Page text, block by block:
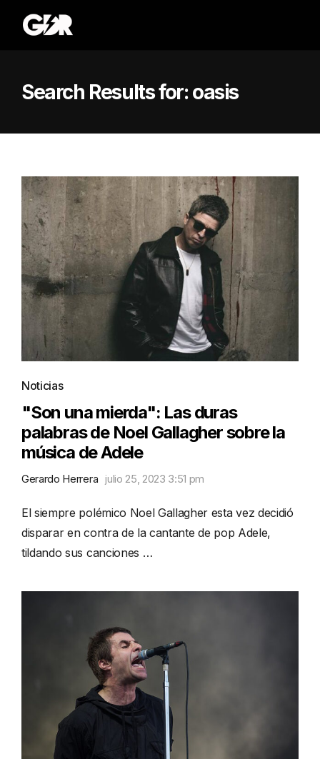
Search Results for:oasis
Noticias
"Son una mierda": Las duras
palabras de Noel Gallagher sobre la
música de Adele
Gerardo Herrera julio 25, 2023 3:51 pm
El siempre polémico Noel Gallagher esta vez decidió
disparar en contra de la cantante de pop Adele,
tildando sus canciones …